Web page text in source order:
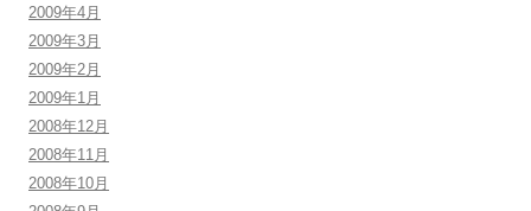
2009年4月
2009年3月
2009年2月
2009年1月
2008年12月
2008年11月
2008年10月